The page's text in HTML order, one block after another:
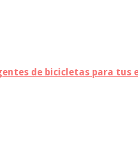
de bicicletas para tus